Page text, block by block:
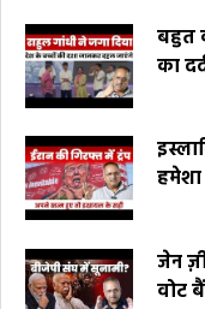
बहुत
का
जेन
वोट